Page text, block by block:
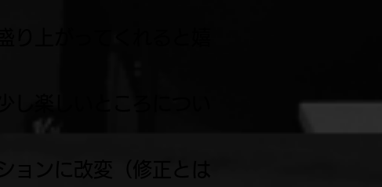
り上がってくれると嬉
し楽しいところについ
ョンに改変（修正とは